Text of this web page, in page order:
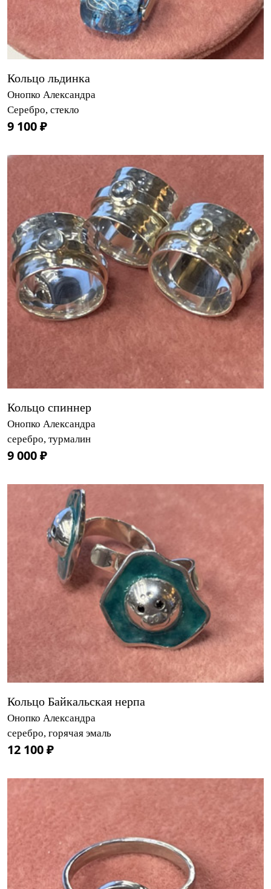
Кольцо льдинка
Онопко Александра
Серебро, стекло
9 100 ₽
Кольцо спиннер
Онопко Александра
серебро, турмалин
9 000 ₽
Кольцо Байкальская нерпа
Онопко Александра
серебро, горячая эмаль
12 100 ₽